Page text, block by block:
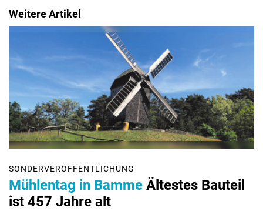
Weitere Artikel
SONDERVERÖFFENTLICHUNG
Mühlentag in Bamme Ältestes Bauteil
ist 457 Jahre alt